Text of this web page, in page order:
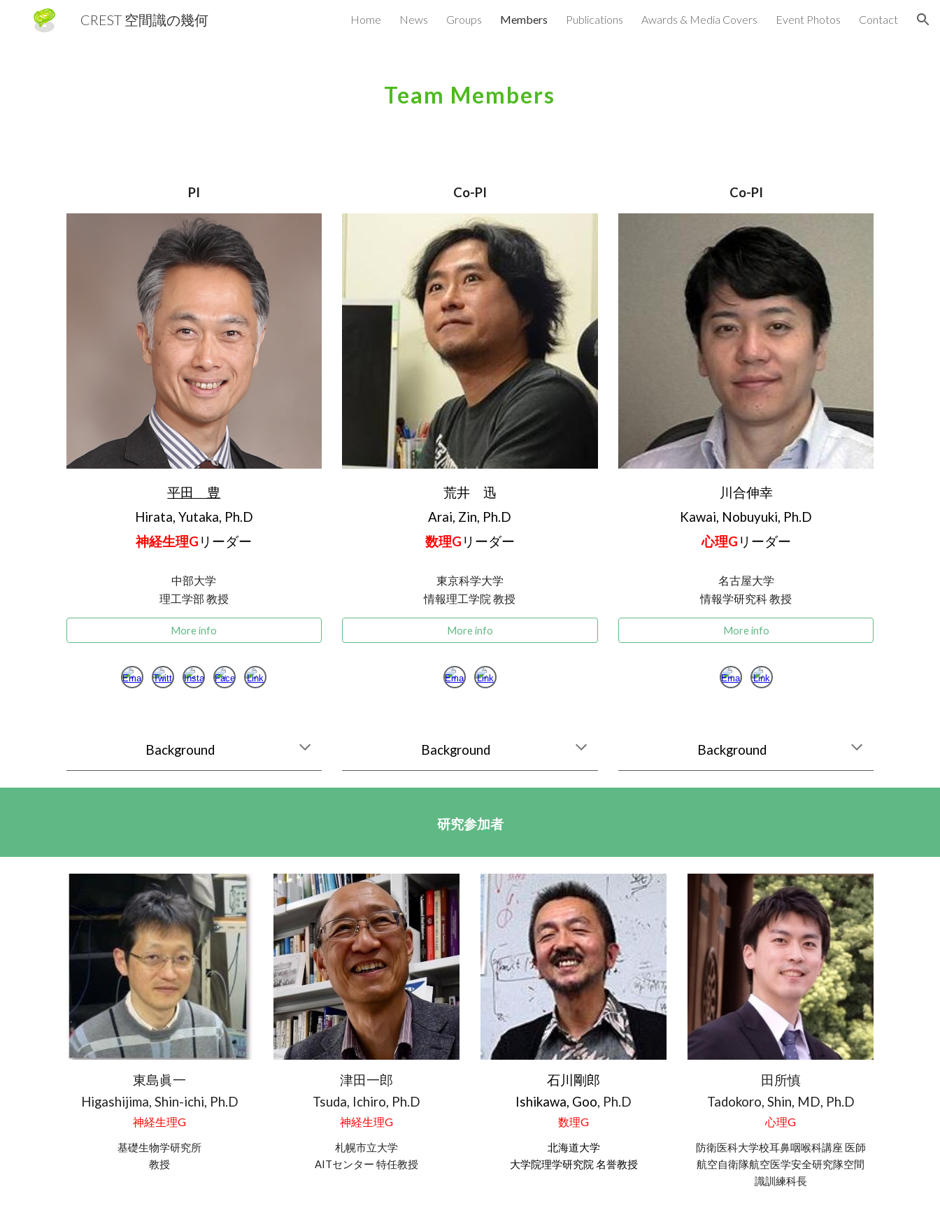
Skip to main content Skip to navigation
CREST 空間識の幾何 Home News Groups Members Publications Awards & Media Covers Event Photos Contact
Team Members
PI
平田 豊
Hirata, Yutaka, Ph.D
神経生理G リーダー
中部大学
理工学部 教授
More info
Co-PI
荒井
迅
Arai, Zin, Ph.D
数理G リーダー
東京科学大学
情報理工学院 教授
More info
Co-PI
川合伸幸
Kawai, Nobuyuki, Ph.D
心理G リーダー
名古屋大学
情報学研究科 教授
More info
Background Background Background
研究参加者
東島眞一
Higashijima, Shin-ichi, Ph.D
神経生理G
基礎生物学研究所
教授
津田一郎
Tsuda, Ichiro, Ph.D
神経生理G
札幌市立大学
AITセンター 特任教授
石川剛郎
Ishikawa, Goo, Ph.D
数理G
北海道大学
大学院理学研究院 名誉教授
田所慎
Tadokoro, Shin, MD, Ph.D
心理G
防衛医科大学校耳鼻咽喉科講座 医師
航空自衛隊航空医学安全研究隊空間
識訓練科長